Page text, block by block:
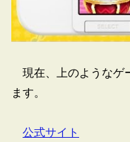
現在、上のようなゲ
ます。
公式サイト